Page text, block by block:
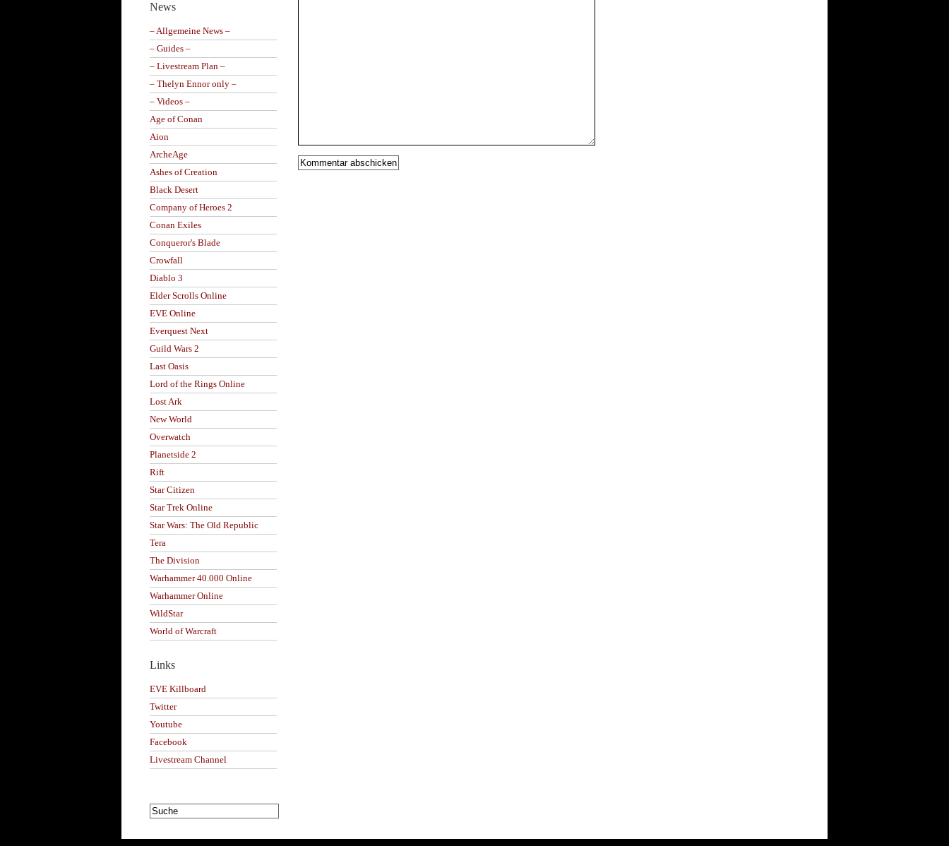
News
– Allgemeine News –
– Guides –
– Livestream Plan –
– Thelyn Ennor only –
– Videos –
Age of Conan
Aion
ArcheAge
Ashes of Creation
Black Desert
Company of Heroes 2
Conan Exiles
Conqueror's Blade
Crowfall
Diablo 3
Elder Scrolls Online
EVE Online
Everquest Next
Guild Wars 2
Last Oasis
Lord of the Rings Online
Lost Ark
New World
Overwatch
Planetside 2
Rift
Star Citizen
Star Trek Online
Star Wars: The Old Republic
Tera
The Division
Warhammer 40.000 Online
Warhammer Online
WildStar
World of Warcraft
Links
EVE Killboard
Twitter
Youtube
Facebook
Livestream Channel